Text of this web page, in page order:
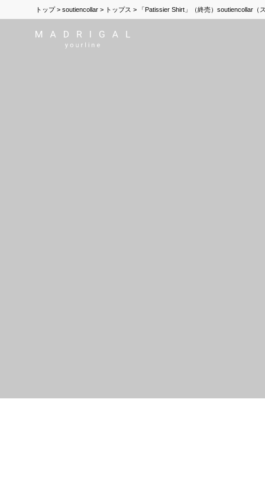
トップ soutiencollar トップス 「Patissier Shirt」（終売）soutiencollar（